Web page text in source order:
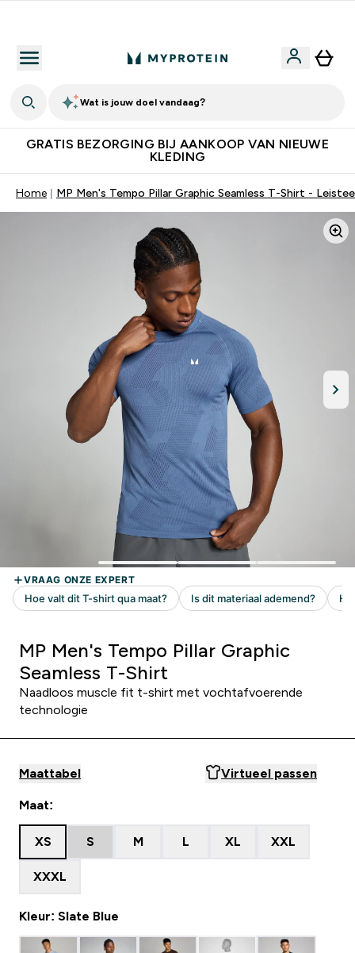
Wat is jouw doel vandaag?
GRATIS BEZORGING BIJ AANKOOP VAN NIEUWE
KLEDING
Home MP Men's Tempo Pillar Graphic Seamless T-Shirt -
MP Men's Tempo Pillar Graphic
Seamless T-Shirt
Naadloos muscle fit t-shirt met vochtafvoerende
technologie
Maattabel Virtueel passen
Maat:
XS S M L XL XXL
XXXL
Kleur: Slate Blue